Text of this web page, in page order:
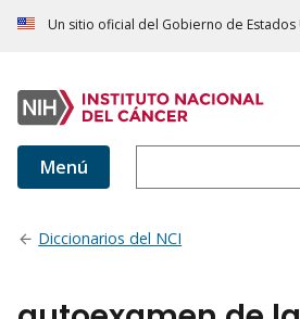
Un sitio oficial del Gobierno de Estados
Menú
Diccionarios del NCI